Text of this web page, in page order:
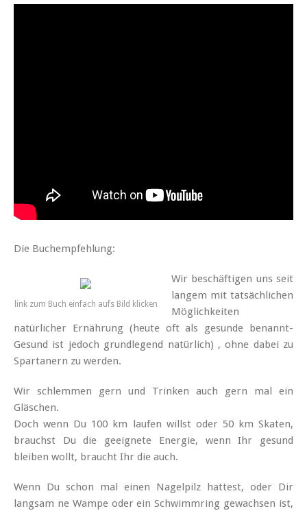
Die Buchempfehlung:
link zum Buch einfach aufs Bild klicken
Wir beschäftigen uns seit
langem mit tatsächlichen
Möglichkeiten
natürlicher Ernährung (heute oft als gesunde benannt-
Gesund ist jedoch grundlegend natürlich) , ohne dabei zu
Spartanern zu werden.
Wir schlemmen gern und Trinken auch gern mal ein
Gläschen.
Doch wenn Du 100 km laufen willst oder 50 km Skaten,
brauchst Du die geeignete Energie, wenn Ihr gesund
bleiben wollt, braucht Ihr die auch.
Wenn Du schon mal einen Nagelpilz hattest, oder Dir
langsam ne Wampe oder ein Schwimmring gewachsen ist,